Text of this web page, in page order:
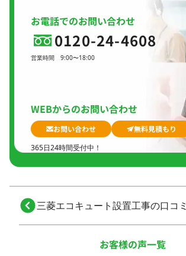
お電話でのお問い合わせ
0120-24-4608
営業時間
9:00〜18:00
WEBからのお問い合わせ
お問い合わせ
無料見積もり
365日24時間受付中！
三菱エコキュート設置工事の口コミ
お客様の声一覧